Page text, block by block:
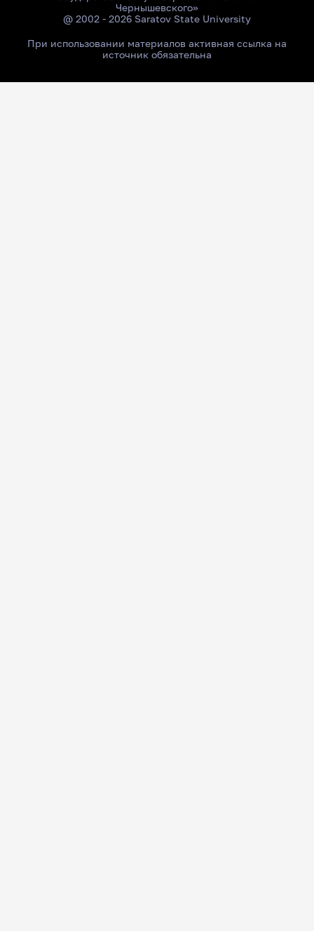
Чернышевского»
@ 2002 - 2026 Saratov State University
При использовании материалов активная ссылка на
источник обязательна